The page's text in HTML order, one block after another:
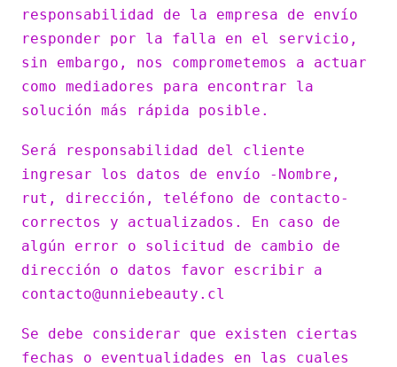
responsabilidad de la empresa de envío
responder por la falla en el servicio,
sin embargo, nos comprometemos a actuar
como mediadores para encontrar la
solución más rápida posible.
Será responsabilidad del cliente
ingresar los datos de envío -Nombre,
rut, dirección, teléfono de contacto-
correctos y actualizados. En caso de
algún error o solicitud de cambio de
dirección o datos favor escribir a
contacto@unniebeauty.cl
Se debe considerar que existen ciertas
fechas o eventualidades en las cuales